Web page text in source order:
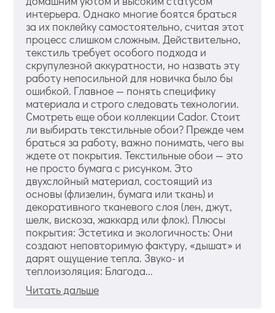
интерьера. Однако многие боятся браться
за их поклейку самостоятельно, считая этот
процесс слишком сложным. Действительно,
текстиль требует особого подхода и
скрупулезной аккуратности, но назвать эту
работу непосильной для новичка было бы
ошибкой. Главное — понять специфику
материала и строго следовать технологии.
Смотреть еще обои коллекции Cador. Стоит
ли выбирать текстильные обои? Прежде чем
браться за работу, важно понимать, чего вы
ждете от покрытия. Текстильные обои — это
не просто бумага с рисунком. Это
двухслойный материал, состоящий из
основы (флизелин, бумага или ткань) и
декоративного тканевого слоя (лен, джут,
шелк, вискоза, жаккард или флок). Плюсы
покрытия: Эстетика и экологичность: Они
создают неповторимую фактуру, «дышат» и
дарят ощущение тепла. Звуко- и
теплоизоляция: Благода...
Читать дальше